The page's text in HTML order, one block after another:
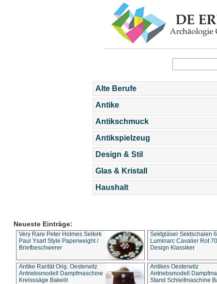
Alte Berufe
Antike
Antikschmuck
Antikspielzeug
Design & Stil
Glas & Kristall
Haushalt
Neueste Einträge:
Very Rare Peter Holmes Selkirk
Paul Ysart Style Paperweight /
Briefbeschwerer
Sektgläser Sektschalen
Luminarc Cavalier Rot
Design Klassiker
Antike Rarität Orig. Oesterwitz
Antriebsmodell Dampfmaschine
Kreisssäge Bakelit
Antikes Oesterwitz
Antriebsmodell
Stand Schleifmaschine